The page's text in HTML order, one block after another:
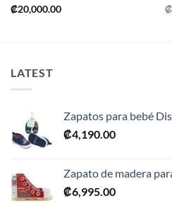
₡20,000.00 ₡
LATEST
Zapatos para bebé
₡4,190.00
Zapato de madera
₡6,995.00